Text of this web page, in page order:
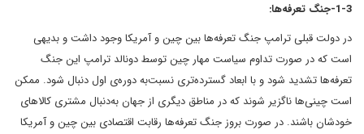
1-3-جنگ تعرفه‌ها:
در دولت قبلی ترامپ جنگ تعرفه‌ها بین چین و آمریکا وجود داشت و بدیهی
است که در صورت تداوم سیاست مهار چین توسط دونالد ترامپ این جنگ
تعرفه‌ها تشدید شود و با ابعاد گسترده‌تری نسبت‌به دوره‌ی اول دنبال شود. ممکن
است چینی‌ها ناگزیر شوند که در مناطق دیگری از جهان به‌دنبال مشتری کالاهای
خودشان باشند. در صورت بروز جنگ تعرفه‌ها رقابت اقتصادی بین چین و آمریکا